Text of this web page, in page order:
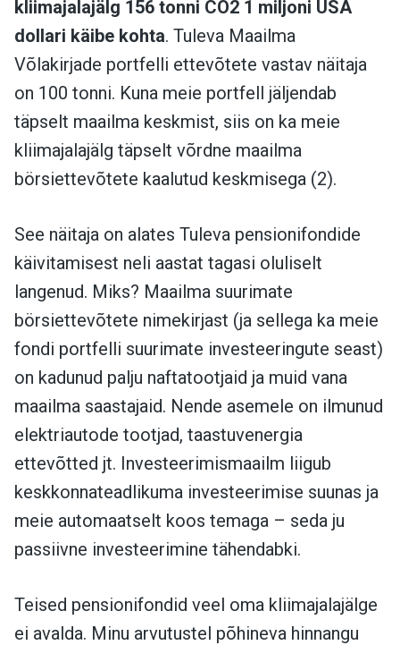
kliimajalajälg 156 tonni CO2 1 miljoni USA
dollari käibe kohta. Tuleva Maailma
Võlakirjade portfelli ettevõtete vastav näitaja
on 100 tonni. Kuna meie portfell jäljendab
täpselt maailma keskmist, siis on ka meie
kliimajalajälg täpselt võrdne maailma
börsiettevõtete kaalutud keskmisega (2).
See näitaja on alates Tuleva pensionifondide
käivitamisest neli aastat tagasi oluliselt
langenud. Miks? Maailma suurimate
börsiettevõtete nimekirjast (ja sellega ka meie
fondi portfelli suurimate investeeringute seast)
on kadunud palju naftatootjaid ja muid vana
maailma saastajaid. Nende asemele on ilmunud
elektriautode tootjad, taastuvenergia
ettevõtted jt. Investeerimismaailm liigub
keskkonnateadlikuma investeerimise suunas ja
meie automaatselt koos temaga – seda ju
passiivne investeerimine tähendabki.
Teised pensionifondid veel oma kliimajalajälge
ei avalda. Minu arvutustel põhineva hinnangu